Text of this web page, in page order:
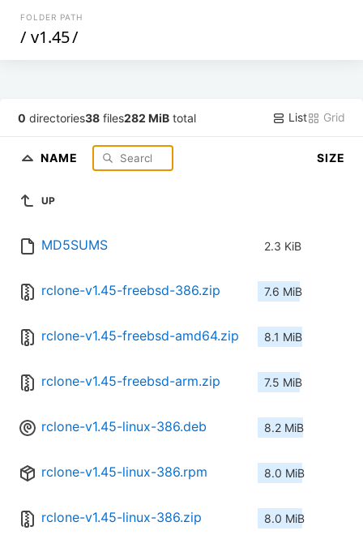
FOLDER PATH
/ v1.45/
0 directories38 files282 MiB total List Grid
NAME SIZE
UP
MD5SUMS 2.3 KiB
rclone-v1.45-freebsd-386.zip 7.6 MiB
rclone-v1.45-freebsd-amd64.zip 8.1 MiB
rclone-v1.45-freebsd-arm.zip 7.5 MiB
rclone-v1.45-linux-386.deb 8.2 MiB
rclone-v1.45-linux-386.rpm 8.0 MiB
rclone-v1.45-linux-386.zip 8.0 MiB